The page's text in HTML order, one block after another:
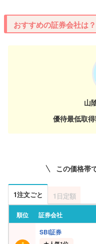
おすすめの証券会社は？
山
優待最低取
この価格帯
1注文ごと 1日定額
順位 証券会社
SBI証券